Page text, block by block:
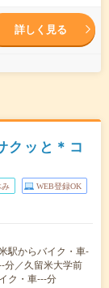
詳しく見る
クッと＊コ
み WEB登録OK
駅からバイク・車-
分／久留米大学前
ク・車---分